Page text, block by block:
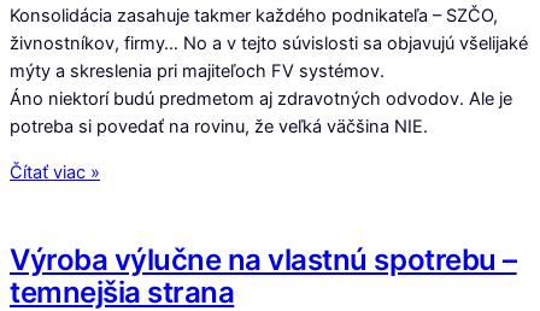
Konsolidácia zasahuje takmer každého podnikateľa – SZČO,
živnostníkov, firmy… No a v tejto súvislosti sa objavujú všelijaké
mýty a skreslenia pri majiteľoch FV systémov.
Áno niektorí budú predmetom aj zdravotných odvodov. Ale je
potreba si povedať na rovinu, že veľká väčšina NIE.
Čítať viac »
Výroba výlučne na vlastnú spotrebu –
temnejšia strana